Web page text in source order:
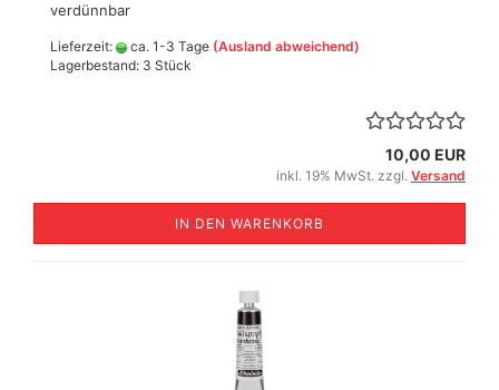
verdünnbar
Lieferzeit: ca. 1-3 Tage (Ausland abweichend)
Lagerbestand: 3 Stück
10,00 EUR
inkl. 19% MwSt. zzgl. Versand
IN DEN WARENKORB